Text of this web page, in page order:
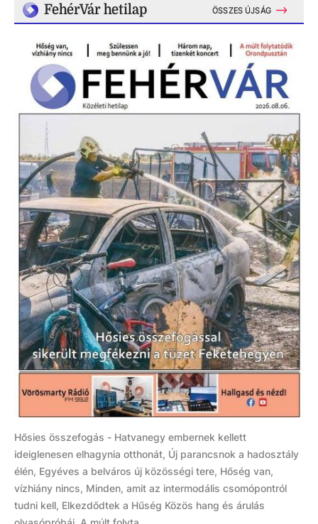
FehérVár hetilap ÖSSZES ÚJSÁG
Hősies összefogás - Hatvanegy embernek kellett
ideiglenesen elhagynia otthonát, Új parancsnok a hadosztály
élén, Egyéves a belváros új közösségi tere, Hőség van,
vízhiány nincs, Minden, amit az intermodális csomópontról
tudni kell, Elkezdődtek a Hűség Közös hang és árulás